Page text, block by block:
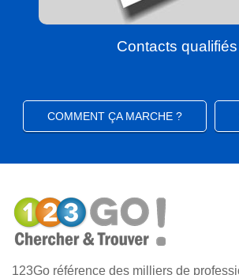
Contacts qualifiés
COMMENT ÇA MARCHE ?
123Go référence des milliers de